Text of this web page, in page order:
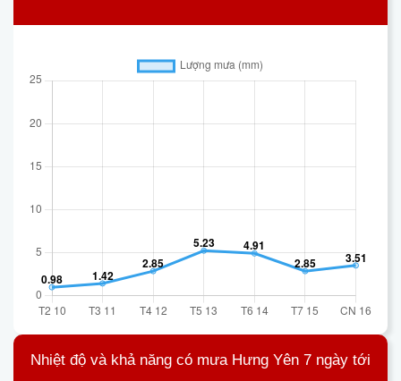
Nhiệt độ và khả năng có mưa Hưng Yên 7 ngày tới